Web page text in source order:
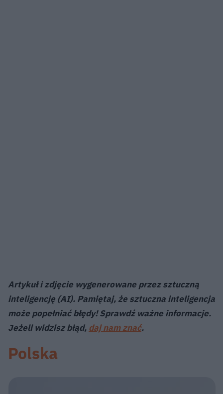
Artykuł i zdjęcie wygenerowane przez sztuczną
inteligencję (AI). Pamiętaj, że sztuczna inteligencja
może popełniać błędy! Sprawdź ważne informacje.
Jeżeli widzisz błąd, daj nam znać.
Polska